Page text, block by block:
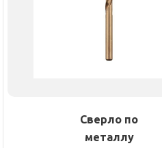
Сверло по
металлу